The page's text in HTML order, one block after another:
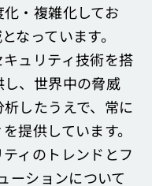
・複雑化してお
なっています。
ュリティ技術を搭
、世界中の脅威
したうえで、常に
提供しています。
ィのトレンドとフ
ーションについて